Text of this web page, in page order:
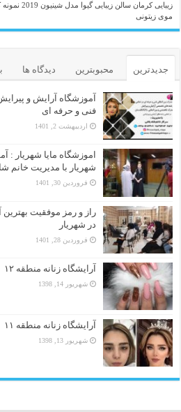
زیبایی کرمان سالن زیبایی گیوا مدل شینیون 2019
موی زیتونی
جدیدترین محبوبترین دیدگاه ها
آموزشگاه آرایش و
فنی و حرفه ای
اردیبهشت 2, 1401
اموزشگاه مایا شهریار :
شهریار با مدیریت خانم شاه
فروردین 30, 1401
راز و رمز موفقیت بهترین
در شهریار
فروردین 28, 1401
آرایشگاه زنانه منطقه ۱۲
شهریور 14, 1398
آرایشگاه زنانه منطقه ۱۱
شهریور 13, 1398